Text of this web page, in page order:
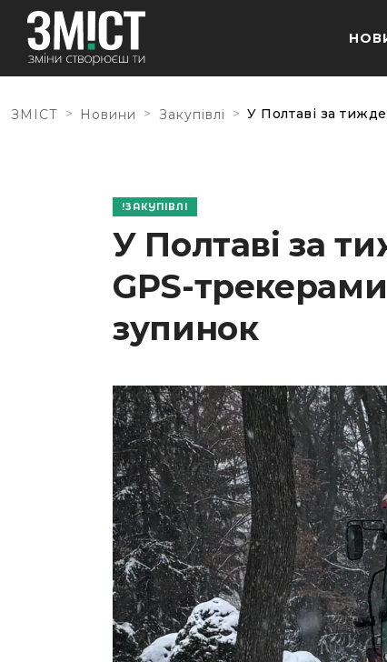
ЗМІСТ > Новини > Закупівлі > У Полтаві за
ЗАКУПІВЛІ
У Полтаві за
GPS-
зупинок